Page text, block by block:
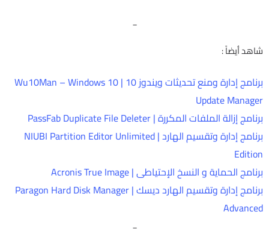
_
شاهد أيضاً :
برنامج إدارة ومنع تحديثات ويندوز 10 | Wu10Man – Windows 10
Update Manager
برنامج إزالة الملفات المكررة | PassFab Duplicate File Deleter
برنامج إدارة وتقسيم الهارد | NIUBI Partition Editor Unlimited
Edition
برنامج الحماية و النسخ الإحتياطى | Acronis True Image
برنامج إدارة وتقسيم الهارد ديسك | Paragon Hard Disk Manager
Advanced
_